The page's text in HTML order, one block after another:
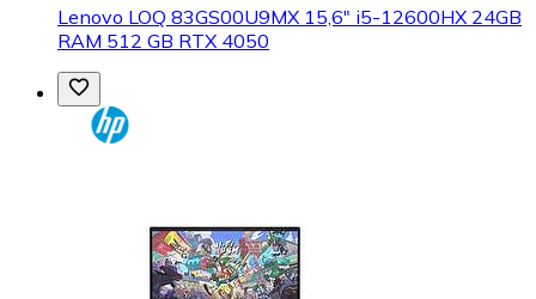
Lenovo LOQ 83GS00U9MX 15,6" i5-12600HX 24GB
RAM 512 GB RTX 4050